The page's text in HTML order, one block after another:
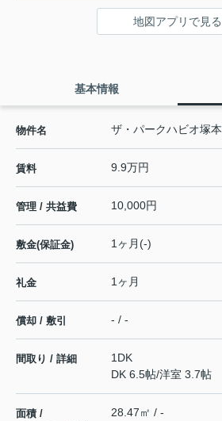
地図アプリで見る
基本情報
物件名 ザ・パークハビオ塚本
賃料 9.9万円
管理 / 共益費 10,000円
敷金(保証金) 1ヶ月(-)
礼金 1ヶ月
償却 / 敷引 - / -
間取り / 詳細
1DK
DK 6.5帖/洋室 3.7帖
面積 /
28.47㎡ / -